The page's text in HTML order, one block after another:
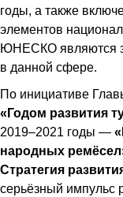
годы, а также
элементов
ЮНЕСКО являются
в данной сфере.
По инициативе
«Годом развития
2019–2021 годы —
народных
Стратегия
серьёзный импульс